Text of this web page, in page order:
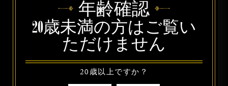
年齢確認
20歳未満の方はご覧い
ただけません
20歳以上ですか？